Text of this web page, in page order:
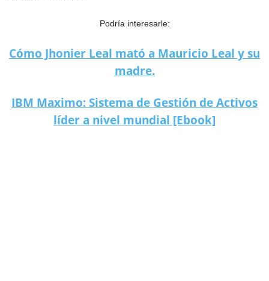
Podría interesarle:
Cómo Jhonier Leal mató a Mauricio Leal y su
madre.
IBM Maximo: Sistema de Gestión de Activos
líder a nivel mundial [Ebook]